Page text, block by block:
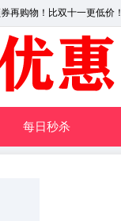
再购物！比双十一更低价！
每日秒杀